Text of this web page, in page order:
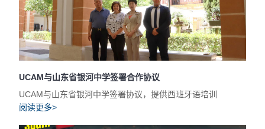
UCAM与山东省银河中学签署合作协议
UCAM与山东省银河中学签署协议，提供西班牙语培训
阅读更多>